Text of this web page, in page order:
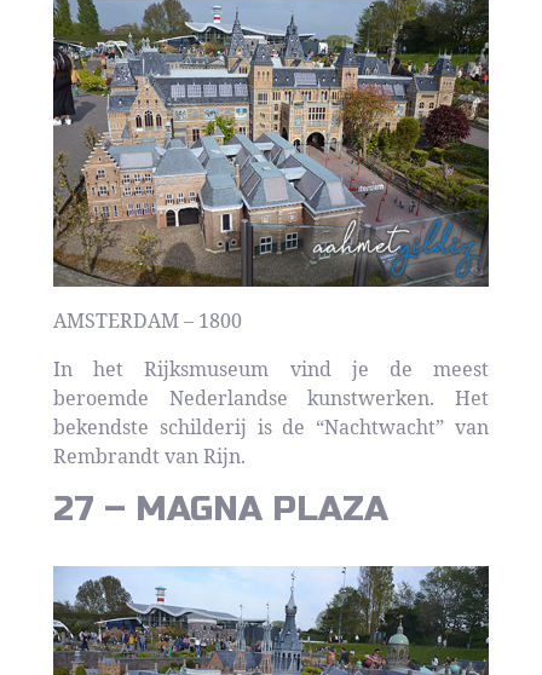
AMSTERDAM – 1800
In het Rijksmuseum vind je de meest
beroemde Nederlandse kunstwerken. Het
bekendste schilderij is de “Nachtwacht” van
Rembrandt van Rijn.
27 – MAGNA PLAZA